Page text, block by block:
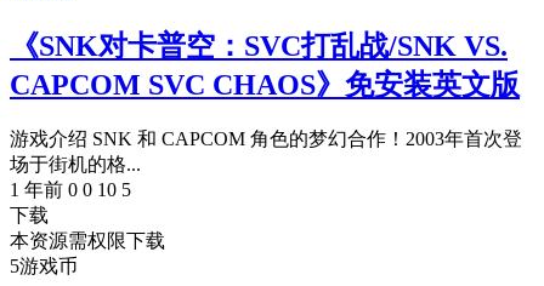
《SNK对卡普空：SVC打乱战/SNK VS.
CAPCOM SVC CHAOS》免安装英文版
游戏介绍 SNK 和 CAPCOM 角色的梦幻合作！2003年首次登
场于街机的格...
1 年前 0 0 10 5
下载
本资源需权限下载
5游戏币